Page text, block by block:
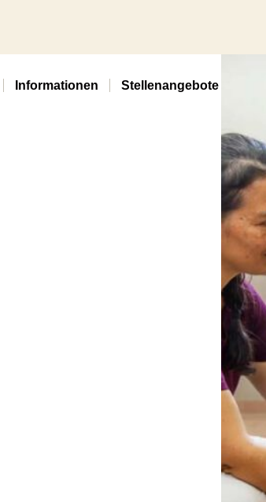
Informationen Stellenangebote